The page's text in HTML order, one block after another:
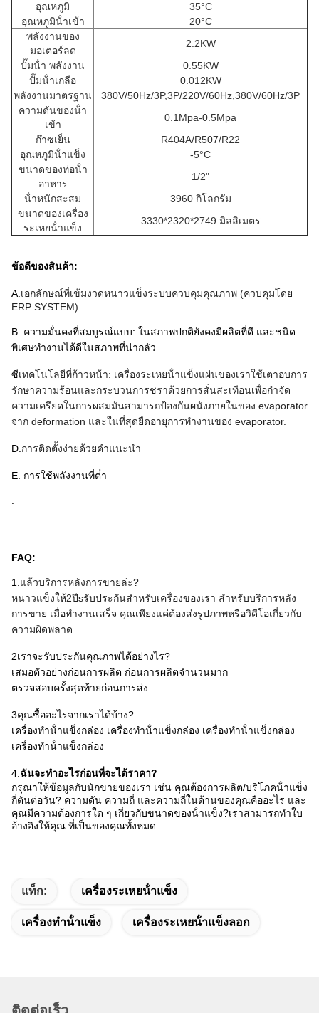
อุณหภูมิ
35°C
อุณหภูมิน้ําเข้า
20°C
พลังงานของ
มอเตอร์ลด
2.2KW
ปั๊มน้ํา พลังงาน
0.55KW
ปั๊มน้ําเกลือ
0.012KW
พลังงานมาตรฐาน
380V/50Hz/3P,3P/220V/60Hz,380V/60Hz/3P
ความดันของน้ํา
เข้า
0.1Mpa-0.5Mpa
ก๊าซเย็น
R404A/R507/R22
อุณหภูมิน้ําแข็ง
-5°C
ขนาดของท่อน้ํา
อาหาร
1/2"
น้ําหนักสะสม
3960 กิโลกรัม
ขนาดของเครื่อง
ระเหยน้ําแข็ง
3330*2320*2749 มิลลิเมตร
ข้อดีของสินค้า:
A. เอกลักษณ์ที่เข้มงวดหนาวแข็งระบบควบคุมคุณภาพ (ควบคุมโดย
ERP SYSTEM)
B. ความมั่นคงที่สมบูรณ์แบบ: ในสภาพปกติยังคงมีผลิตที่ดี และชนิด
พิเศษทํางานได้ดีในสภาพที่น่ากลัว
ซีเทคโนโลยีที่ก้าวหน้า: เครื่องระเหยน้ําแข็งแผ่นของเราใช้เตาอบการ
รักษาความร้อนและกระบวนการชราด้วยการสั่นสะเทือนเพื่อกําจัด
ความเครียดในการผสมมันสามารถป้องกันผนังภายในของ evaporator
จาก deformation และในที่สุดยืดอายุการทํางานของ evaporator.
D. การติดตั้งง่ายด้วยคําแนะนํา
E. การใช้พลังงานที่ต่ํา
FAQ:
1. แล้วบริการหลังการขายล่ะ?
หนาวแข็งให้2ปีsรับประกันสําหรับเครื่องของเรา สําหรับบริการหลัง
การขาย เมื่อทํางานเสร็จ คุณเพียงแค่ต้องส่งรูปภาพหรือวิดีโอเกี่ยวกับ
ความผิดพลาด
2เราจะรับประกันคุณภาพได้อย่างไร?
เสมอตัวอย่างก่อนการผลิต ก่อนการผลิตจํานวนมาก
ตรวจสอบครั้งสุดท้ายก่อนการส่ง
3คุณซื้ออะไรจากเราได้บ้าง?
เครื่องทําน้ําแข็งกล่อง เครื่องทําน้ําแข็งกล่อง เครื่องทําน้ําแข็งกล่อง
เครื่องทําน้ําแข็งกล่อง
4. ฉันจะทําอะไรก่อนที่จะได้ราคา?
กรุณาให้ข้อมูลกับนักขายของเรา เช่น คุณต้องการผลิต/บริโภคน้ําแข็ง
กี่ตันต่อวัน? ความดัน ความถี่ และความถี่ในด้านของคุณคืออะไร และ
คุณมีความต้องการใด ๆ เกี่ยวกับขนาดของน้ําแข็ง?เราสามารถทําใบ
อ้างอิงให้คุณ ที่เป็นของคุณทั้งหมด.
แท็ก: เครื่องระเหยน้ําแข็ง
เครื่องทําน้ําแข็ง เครื่องระเหยน้ําแข็งลอก